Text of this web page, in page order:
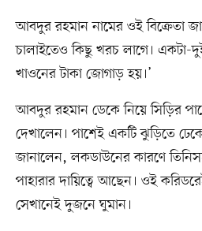
আবদুর রহমান নামের ওই বিক্রেতা
চালাইতেও কিছু খরচ লাগে। একটা-
খাওনের টাকা জোগাড় হয়।’
আবদুর রহমান ডেকে নিয়ে সিড়ির
দেখালেন। পাশেই একটি ঝুড়িতে
জানালেন, লকডাউনের কারণে
পাহারার দায়িত্বে আছেন। ওই
সেখানেই দুজনে ঘুমান।